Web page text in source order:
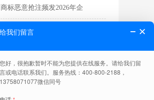
商标恶意抢注频发2026年企
2026商标侵权新规判例90
商标转让有什么优势为什么企业